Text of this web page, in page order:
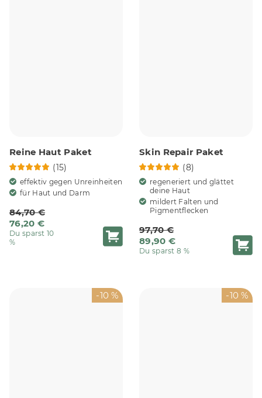
Reine Haut Paket
(15)
effektiv gegen Unreinheiten
für Haut und Darm
84,70 €
76,20 €
Du sparst 10
%
Skin Repair Paket
(8)
regeneriert und glättet
deine Haut
mildert Falten und
Pigmentflecken
97,70 €
89,90 €
Du sparst 8 %
-10 % -10 %